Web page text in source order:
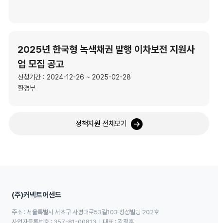
2025년 한국형 녹색채권 발행 이차보전 지원사
업 모집 공고
신청기간 : 2024-12-26 ~ 2025-02-28
환경부
정책지원 전체보기
(주)커넥트어센드
주소 : 서울특별시 서초구 사평대로53길103 창성빌딩 202호